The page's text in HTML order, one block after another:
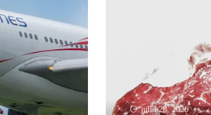
julio 28, 2026